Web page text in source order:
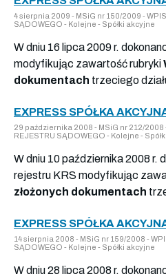
4 sierpnia 2009 - MSiG nr 150/2009 -
SĄDOWEGO - Kolejne - Spółki akcyjne
W dniu 16 lipca 2009 r.
modyfikując zawartość rubryki
dokumentach trzeciego
EXPRESS SPÓŁKA
29 października 2008 - MSiG nr 212/2008
REJESTRU SĄDOWEGO - Kolejne -
W dniu 10 października 2008 r.
rejestru KRS modyfikując
złożonych dokumentach
EXPRESS SPÓŁKA
14 sierpnia 2008 - MSiG nr 159/2008 -
SĄDOWEGO - Kolejne - Spółki akcyjne
W dniu 28 lipca 2008 r.